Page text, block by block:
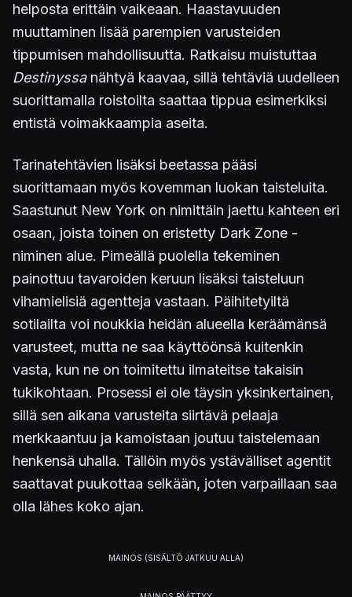
helposta erittäin vaikeaan. Haastavuuden
muuttaminen lisää parempien varusteiden
tippumisen mahdollisuutta. Ratkaisu muistuttaa
Destinyssanähtyä kaavaa, sillä tehtäviä uudelleen
suorittamalla roistoilta saattaa tippua esimerkiksi
entistä voimakkaampia aseita.
Tarinatehtävien lisäksi beetassa pääsi
suorittamaan myös kovemman luokan taisteluita.
Saastunut New York on nimittäin jaettu kahteen eri
osaan, joista toinen on eristetty Dark Zone -
niminen alue. Pimeällä puolella tekeminen
painottuu tavaroiden keruun lisäksi taisteluun
vihamielisiä agentteja vastaan. Päihitetyiltä
sotilailta voi noukkia heidän alueella keräämänsä
varusteet, mutta ne saa käyttöönsä kuitenkin
vasta, kun ne on toimitettu ilmateitse takaisin
tukikohtaan. Prosessi ei ole täysin yksinkertainen,
sillä sen aikana varusteita siirtävä pelaaja
merkkaantuu ja kamoistaan joutuu taistelemaan
henkensä uhalla. Tällöin myös ystävälliset agentit
saattavat puukottaa selkään, joten varpaillaan saa
olla lähes koko ajan.